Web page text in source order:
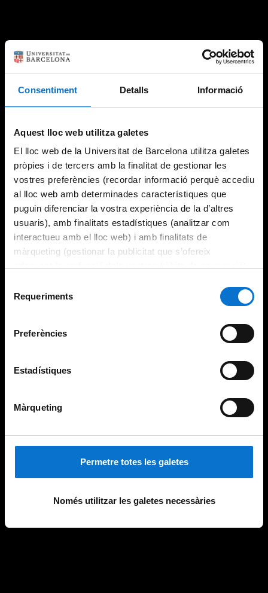
Consentiment Detalls Informació
Aquest lloc web utilitza galetes
El lloc web de la Universitat de Barcelona utilitza galetes
pròpies i de tercers amb la finalitat de gestionar les
vostres preferències (recordar informació perquè accediu
al lloc web amb determinades característiques que
puguin diferenciar la vostra experiència de la d’altres
usuaris), amb finalitats estadístiques (analitzar com
interactueu amb el lloc web) i amb finalitats de
màrqueting (gestionar la publicitat que s’ofereix
consultar laPolítica de galetes del lloc web de la
Requeriments
Preferències
Estadístiques
Màrqueting
Permetre totes les galetes
Només utilitzar les galetes necessàries